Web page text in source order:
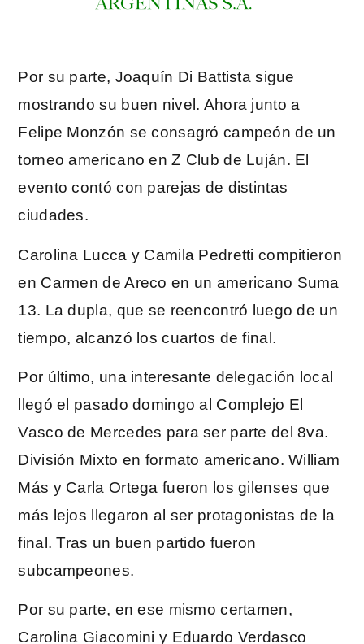
Por su parte, Joaquín Di Battista sigue
mostrando su buen nivel. Ahora junto a
Felipe Monzón se consagró campeón de un
torneo americano en Z Club de Luján. El
evento contó con parejas de distintas
ciudades.
Carolina Lucca y Camila Pedretti compitieron
en Carmen de Areco en un americano Suma
13. La dupla, que se reencontró luego de un
tiempo, alcanzó los cuartos de final.
Por último, una interesante delegación local
llegó el pasado domingo al Complejo El
Vasco de Mercedes para ser parte del 8va.
División Mixto en formato americano. William
Más y Carla Ortega fueron los gilenses que
más lejos llegaron al ser protagonistas de la
final. Tras un buen partido fueron
subcampeones.
Por su parte, en ese mismo certamen,
Carolina Giacomini y Eduardo Verdasco